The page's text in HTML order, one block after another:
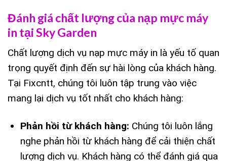
Đánh giá chất lượng của nạp mực máy
in tại Sky Garden
Chất lượng dịch vụ nạp mực máy in là yếu tố quan
trọng quyết định đến sự hài lòng của khách hàng.
Tại Fixcntt, chúng tôi luôn tập trung vào việc
mang lại dịch vụ tốt nhất cho khách hàng:
Phản hồi từ khách hàng: Chúng tôi luôn lắng
nghe phản hồi từ khách hàng để cải thiện chất
lượng dịch vụ. Khách hàng có thể đánh giá qua